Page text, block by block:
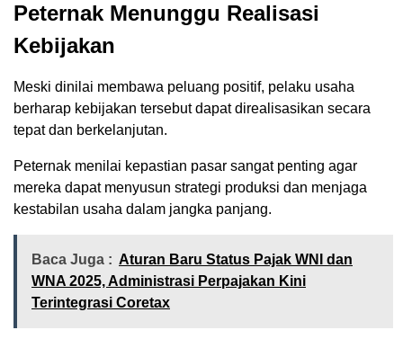
Peternak Menunggu Realisasi
Kebijakan
Meski dinilai membawa peluang positif, pelaku usaha
berharap kebijakan tersebut dapat direalisasikan secara
tepat dan berkelanjutan.
Peternak menilai kepastian pasar sangat penting agar
mereka dapat menyusun strategi produksi dan menjaga
kestabilan usaha dalam jangka panjang.
Baca Juga : Aturan Baru Status Pajak WNI dan
WNA 2025, Administrasi Perpajakan Kini
Terintegrasi Coretax